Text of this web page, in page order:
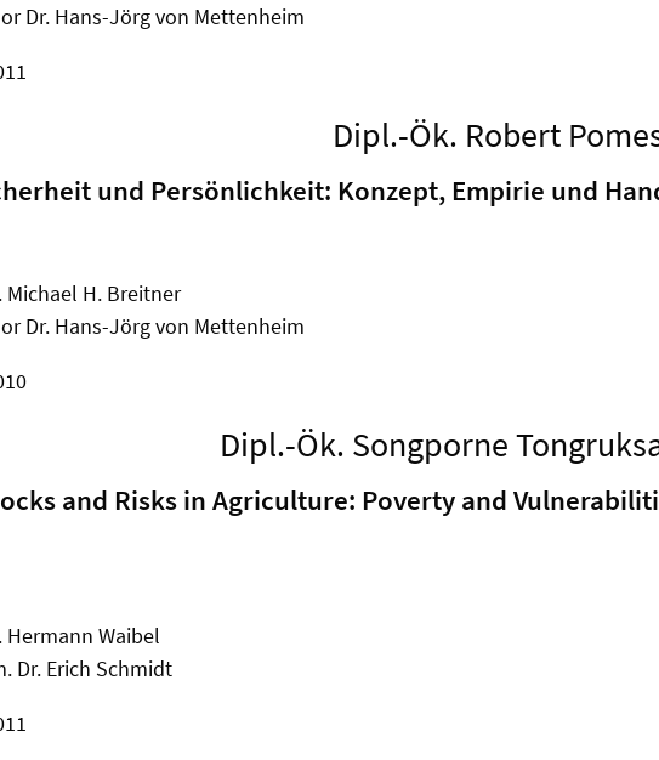
Dr. Hans-Jörg von Mettenheim
Dipl.-Ök. Robert
und Persönlichkeit: Konzept, Empirie und
Michael H. Breitner
Dr. Hans-Jörg von Mettenheim
Dipl.-Ök. Songporne
and Risks in Agriculture: Poverty and
Hermann Waibel
Dr. Erich Schmidt